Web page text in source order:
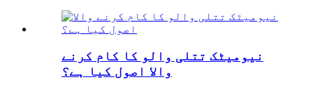
نیومیٹک تتلی والو کا کام کرنے
والا اصول کیا ہے؟